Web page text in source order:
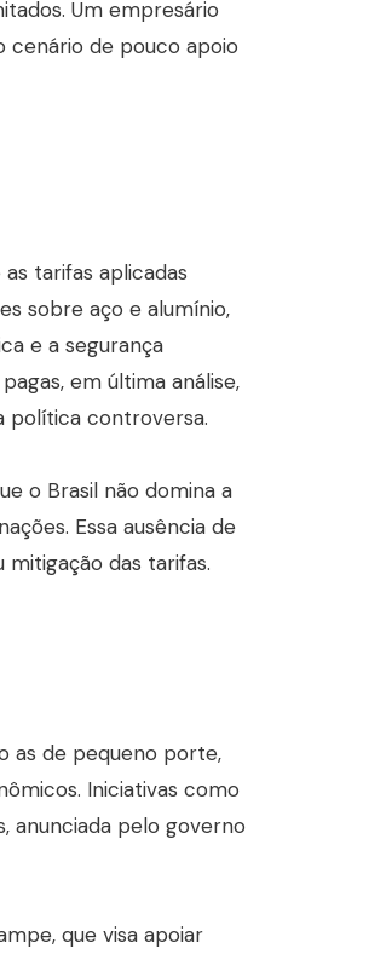
Um empresário
cenário de pouco apoio
tarifas aplicadas
sobre aço e alumínio,
e a segurança
em última análise,
política controversa.
o Brasil não domina a
Essa ausência de
das tarifas.
as de pequeno porte,
Iniciativas como
anunciada pelo governo
que visa apoiar